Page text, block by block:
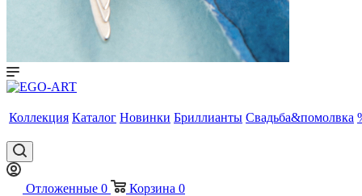
Коллекция Каталог Новинки Бриллианты Свадьба&помолвка
Отложенные 0 Корзина 0